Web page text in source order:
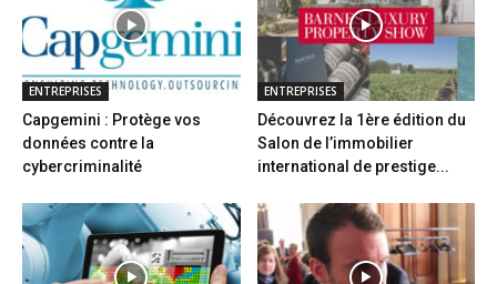
ENTREPRISES
Capgemini : Protège vos
données contre la
cybercriminalité
ENTREPRISES
Découvrez la 1ère édition du
Salon de l’immobilier
international de prestige...